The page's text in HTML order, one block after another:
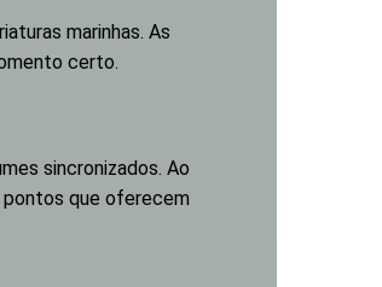
marinhas. As
certo.
sincronizados. Ao
pontos que oferecem